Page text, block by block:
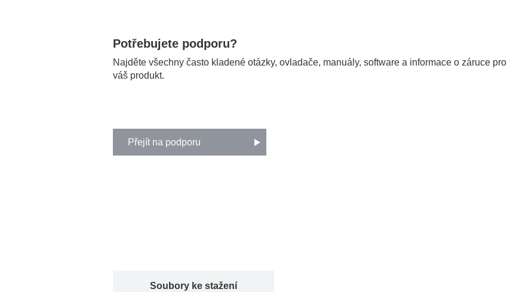
Potřebujete podporu?
Najděte všechny často kladené otázky, ovladače, manuály, software a informace o záruce pro
váš produkt.
Přejít na podporu
Soubory ke stažení